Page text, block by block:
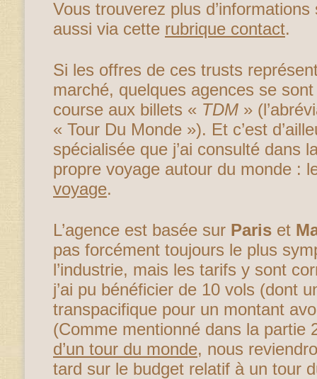
Vous trouverez plus
aussi via cette rubrique contact.
Si les offres de ces trusts
marché, quelques agences se
course aux billets « TDM »
« Tour Du Monde »). Et c’est
spécialisée que j’ai consulté dans
propre voyage autour du monde :
voyage.
L’agence est basée sur Paris et
pas forcément toujours le plus
l’industrie, mais les tarifs y sont
j’ai pu bénéficier de 10 vols (dont
transpacifique pour un montant
(Comme mentionné dans la partie
d’un tour du monde, nous
tard sur le budget relatif à un tour